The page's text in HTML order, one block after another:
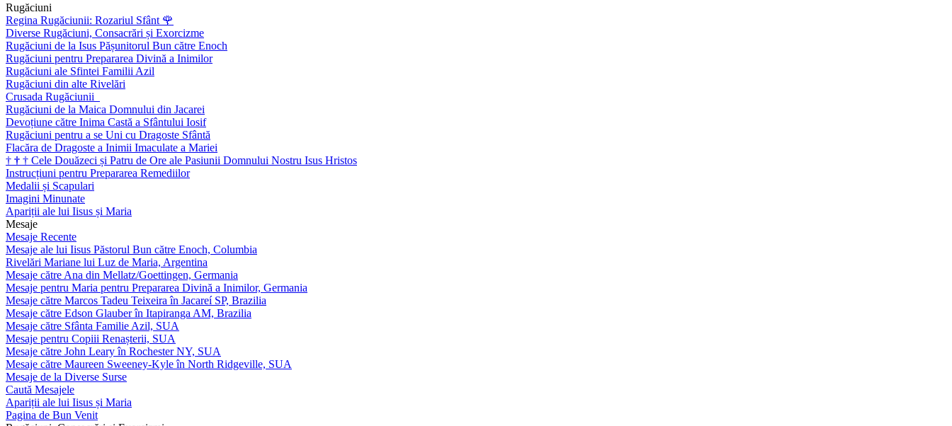
Rugăciuni
Regina Rugăciunii: Rozariul Sfânt 🌹
Diverse Rugăciuni, Consacrări și Exorcizme
Rugăciuni de la Isus Pășunitorul Bun către Enoch
Rugăciuni pentru Prepararea Divină a Inimilor
Rugăciuni ale Sfintei Familii Azil
Rugăciuni din alte Rivelări
Crusada Rugăciunii
Rugăciuni de la Maica Domnului din Jacarei
Devoțiune către Inima Castă a Sfântului Iosif
Rugăciuni pentru a se Uni cu Dragoste Sfântă
Flacăra de Dragoste a Inimii Imaculate a Mariei
† † † Cele Douăzeci și Patru de Ore ale Pasiunii Domnului Nostru Isus Hristos
Instrucțiuni pentru Prepararea Remediilor
Medalii și Scapulari
Imagini Minunate
Apariții ale lui Iisus și Maria
Mesaje
Mesaje Recente
Mesaje ale lui Iisus Păstorul Bun către Enoch, Columbia
Rivelări Mariane lui Luz de Maria, Argentina
Mesaje către Ana din Mellatz/Goettingen, Germania
Mesaje pentru Maria pentru Prepararea Divină a Inimilor, Germania
Mesaje către Marcos Tadeu Teixeira în Jacareí SP, Brazilia
Mesaje către Edson Glauber în Itapiranga AM, Brazilia
Mesaje către Sfânta Familie Azil, SUA
Mesaje pentru Copiii Renașterii, SUA
Mesaje către John Leary în Rochester NY, SUA
Mesaje către Maureen Sweeney-Kyle în North Ridgeville, SUA
Mesaje de la Diverse Surse
Caută Mesajele
Apariții ale lui Iisus și Maria
Pagina de Bun Venit